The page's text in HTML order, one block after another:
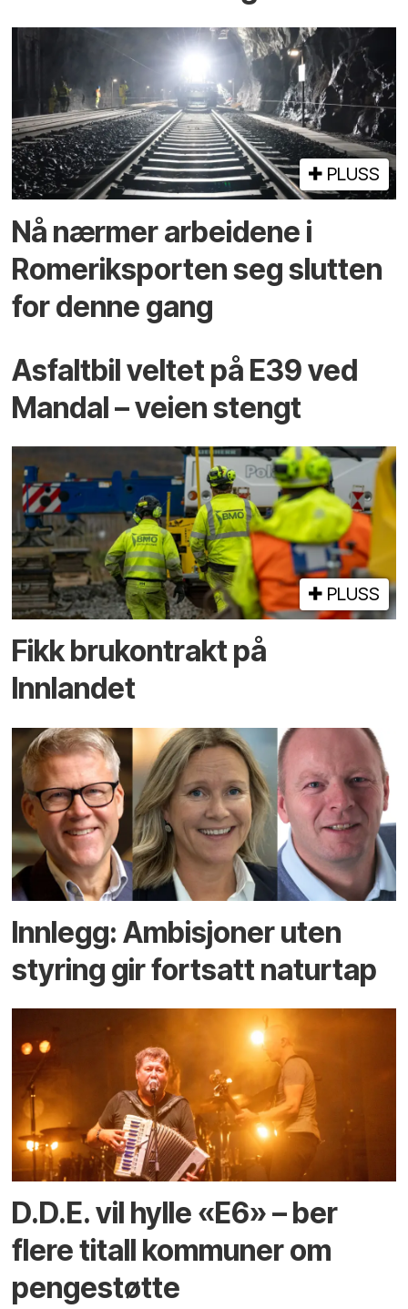
PLUSS
Nå nærmer arbeidene i
Romeriksporten seg slutten
for denne gang
Asfaltbil veltet på E39 ved
Mandal – veien stengt
PLUSS
Fikk brukontrakt på
Innlandet
Innlegg: Ambisjoner uten
styring gir fortsatt naturtap
D.D.E. vil hylle «E6» – ber
flere titall kommuner om
pengestøtte